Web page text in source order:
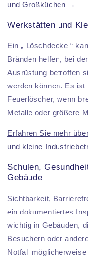
und Großküchen →
Werkstätten und
Ein „ Löschdecke “
Bränden helfen, bei
Ausrüstung betroffen
werden können. Es
Feuerlöscher, wenn
Metalle oder größere
Erfahren Sie mehr
und kleine
Schulen,
Gebäude
Sichtbarkeit,
ein dokumentiertes
wichtig in Gebäuden,
Besuchern oder
Notfall